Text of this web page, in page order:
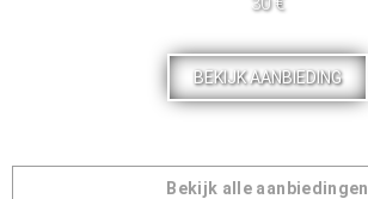
BEKIJK AANBIEDING
Bekijk alle aanbiedingen